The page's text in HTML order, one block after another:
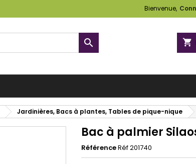
Bienvenue,
shopping_cart

Jardinières, Bacs à plantes, Tables de pique-nique
Bac à palmier
RéférenceRéf 201740